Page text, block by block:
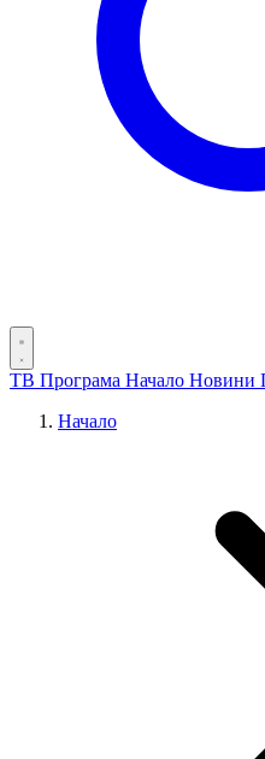
ТВ Програма Начало Новини
Начало